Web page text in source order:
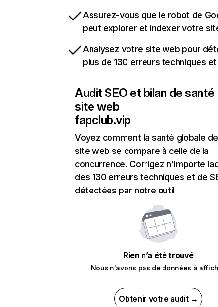
Assurez-vous que le robot de
peut explorer et indexer votre
Analysez votre site web pour
plus de 130 erreurs techniques et
Audit SEO et bilan de santé
site web
fapclub.vip
Voyez comment la santé globale
site web se compare à celle de la
concurrence. Corrigez n'importe
des 130 erreurs techniques et de
détectées par notre outil
Rien n’a été trouvé
Nous n'avons pas de données à
Obtenir votre audit →